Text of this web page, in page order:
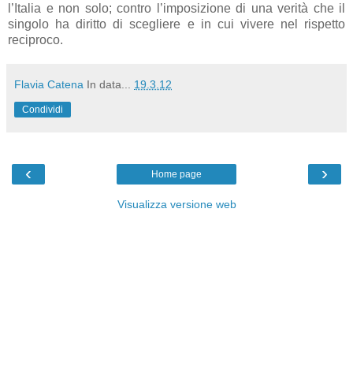
l’Italia e non solo; contro l’imposizione di una verità che il
singolo ha diritto di scegliere e in cui vivere nel rispetto
reciproco.
Flavia Catena In data... 19.3.12
Condividi
‹ ›
Home page
Visualizza versione web